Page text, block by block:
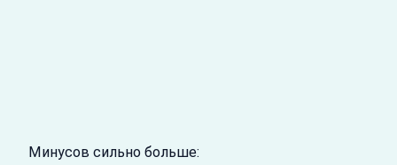
Минусов сильно больше: